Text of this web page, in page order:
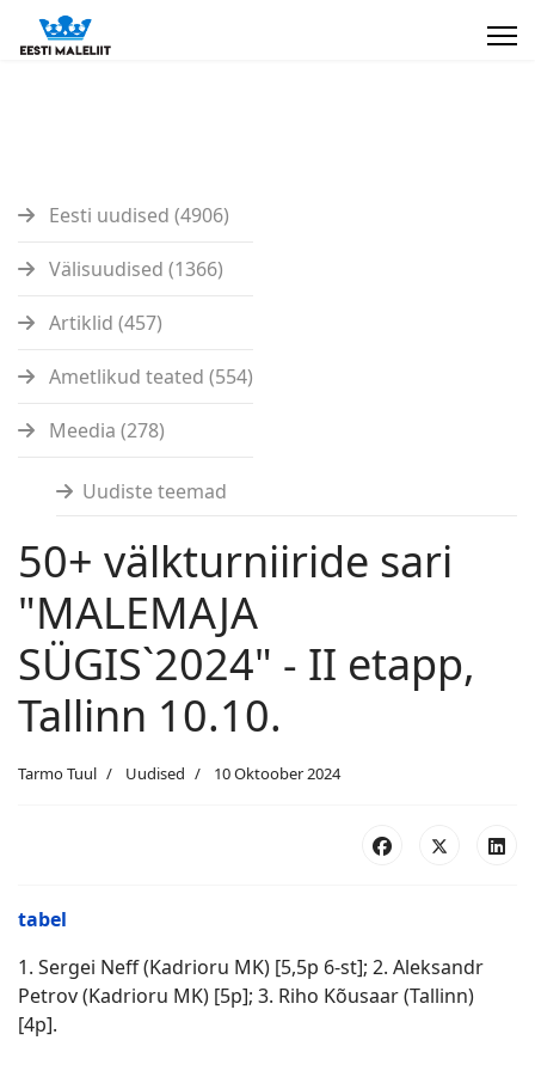
Eesti uudised (4906)
Välisuudised (1366)
Artiklid (457)
Ametlikud teated (554)
Meedia (278)
Uudiste teemad
50+ välkturniiride sari
"MALEMAJA
SÜGIS`2024" - II etapp,
Tallinn 10.10.
Tarmo Tuul Uudised 10 Oktoober 2024
tabel
1. Sergei Neff (Kadrioru MK) [5,5p 6-st]; 2. Aleksandr
Petrov (Kadrioru MK) [5p]; 3. Riho Kõusaar (Tallinn)
[4p].